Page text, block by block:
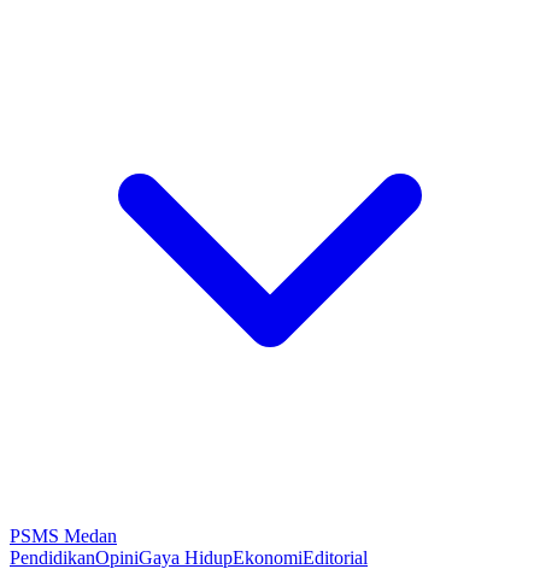
PSMS Medan
PendidikanOpiniGaya HidupEkonomiEditorial